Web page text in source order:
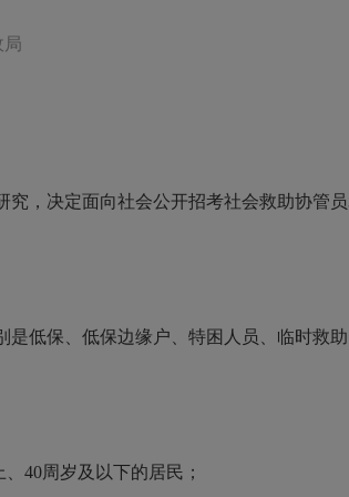
局
决定面向社会公开招考社会救助协管员
保、低保边缘户、特困人员、临时救助
40周岁及以下的居民；